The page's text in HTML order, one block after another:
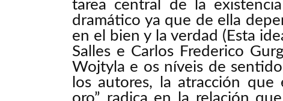
tarea central de la
dramático ya que de ella
en el bien y la verdad (Esta
Salles e Carlos Frederico
Wojtyla e os níveis de
los autores, la atracción